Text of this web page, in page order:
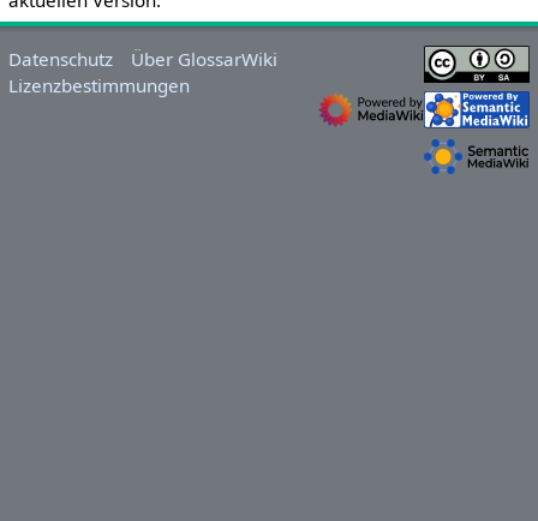
Datenschutz
Über GlossarWiki
Lizenzbestimmungen